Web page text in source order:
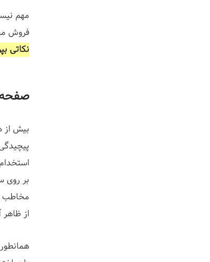
مهم
فروش
نکاتی
بیش از
بر روی
مخاطب
از